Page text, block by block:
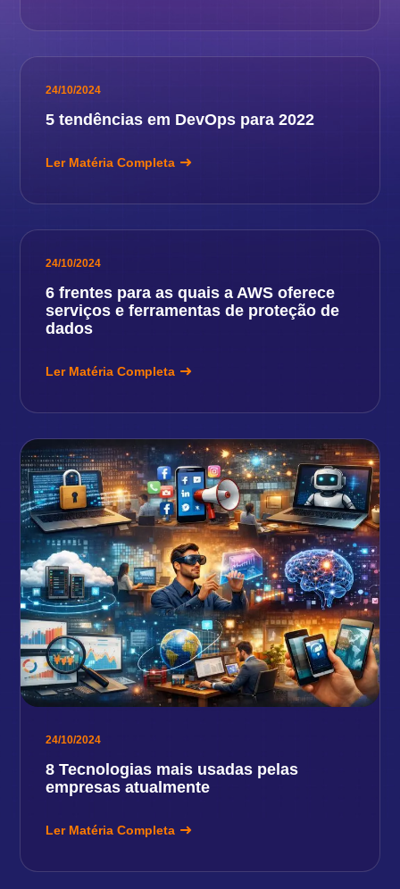
24/10/2024
5 tendências em DevOps para 2022
Ler Matéria Completa
24/10/2024
6 frentes para as quais a AWS oferece
serviços e ferramentas de proteção de
dados
Ler Matéria Completa
24/10/2024
8 Tecnologias mais usadas pelas
empresas atualmente
Ler Matéria Completa